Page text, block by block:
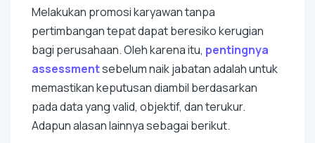
Melakukan promosi karyawan tanpa
pertimbangan tepat dapat beresiko kerugian
bagi perusahaan. Oleh karena itu, pentingnya
assessmentsebelum naik jabatan adalah untuk
memastikan keputusan diambil berdasarkan
pada data yang valid, objektif, dan terukur.
Adapun alasan lainnya sebagai berikut.